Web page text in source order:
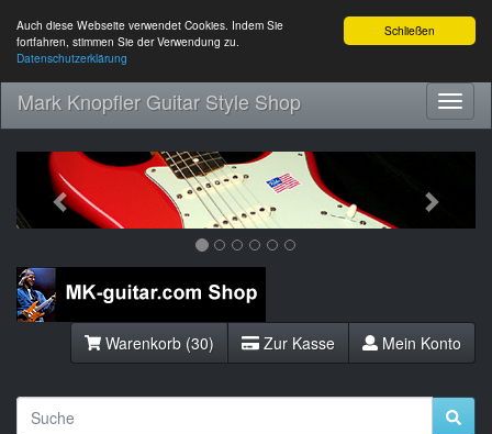
Schließen
Auch diese Webseite verwendet Cookies. Indem Sie
fortfahren, stimmen Sie der Verwendung zu.
Datenschutzerklärung
Mark Knopfler Guitar Style Shop
Previous
Warenkorb (30) Zur Kasse Mein Konto